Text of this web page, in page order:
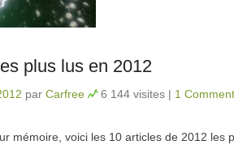
plus lus en 2012
par Carfree 6 144 visites | 1
mémoire, voici les 10 articles de 2012 les